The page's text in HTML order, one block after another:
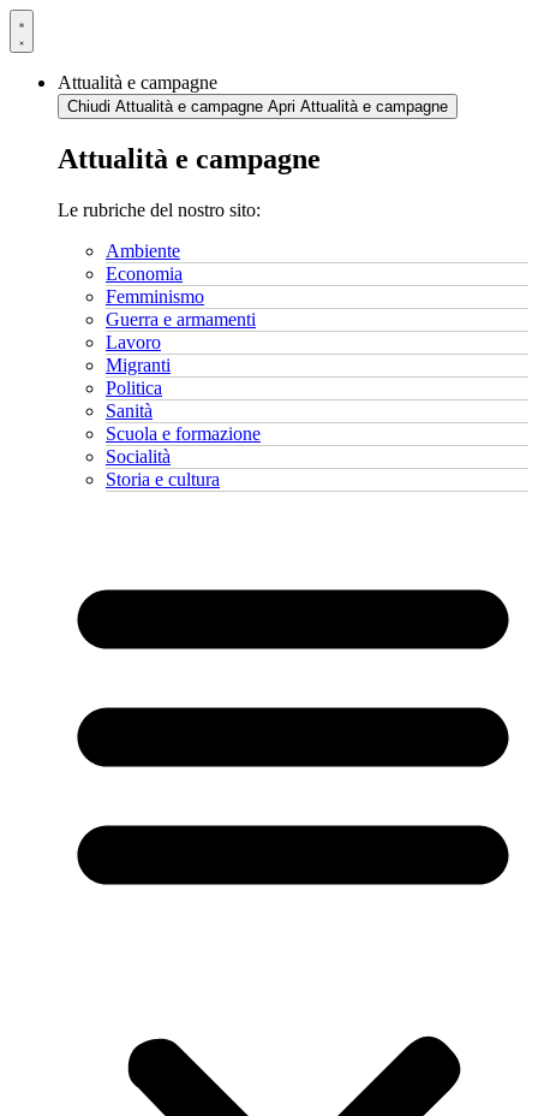
Vai
al
Attualità e campagne
Chiudi Attualità e campagne Apri Attualità e campagne
Attualità e campagne
Le rubriche del nostro sito:
Ambiente
Economia
Femminismo
Guerra e armamenti
Lavoro
Migranti
Politica
Sanità
Scuola e formazione
Socialità
Storia e cultura